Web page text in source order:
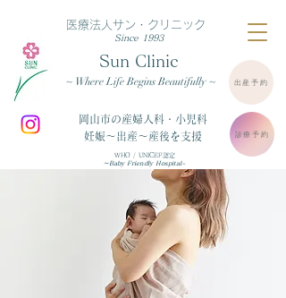
Since 1993
医療法人サン・クリニック
Sun Clinic
出産予約
~ Where Life Begins Beautifully ~
診療予約
岡山市の産婦人科・小児科
妊娠～出産～産後を支援
WHO / UNICEF認定
～Baby Friendly Hospital~